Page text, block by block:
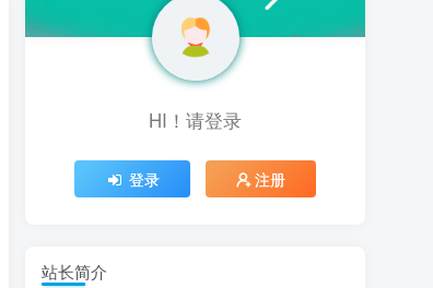
HI！请登录
登录 注册
精选项目
HI！请登录
登录 注册
站长简介